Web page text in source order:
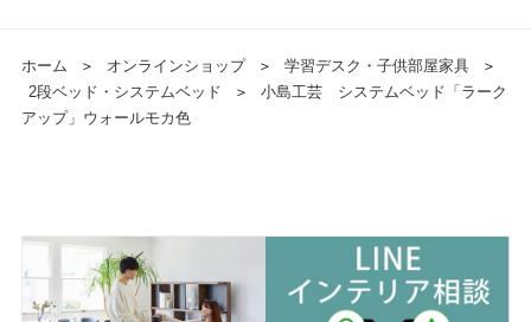
ホーム ＞ オンラインショップ ＞ 学習デスク・子供部屋家具
＞
2段ベッド・システムベッド
＞
小島工芸 システムベッド「ラーク
アップ」ウォールモカ色